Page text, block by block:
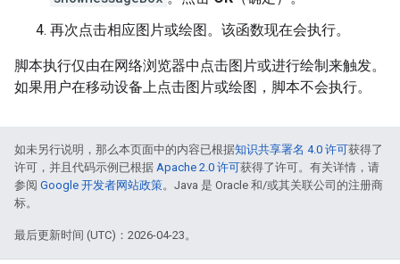
再次点击相应图片或绘图。该函数现在会执行。
脚本执行仅由在网络浏览器中点击图片或进行绘制来触发。
如果用户在移动设备上点击图片或绘图，脚本不会执行。
如未另行说明，那么本页面中的内容已根据知识共享署名 4.0 许可获得了
许可，并且代码示例已根据 Apache 2.0 许可获得了许可。有关详情，请
参阅 Google 开发者网站政策。Java 是 Oracle 和/或其关联公司的注册商
标。
最后更新时间 (UTC)：2026-04-23。